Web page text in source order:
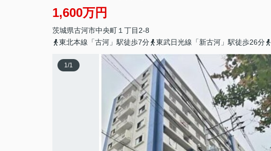
1,600万円
茨城県古河市中央町 １丁目2-8
東北本線「古河」駅徒歩7分
東武日光線「新古河」駅徒歩26分
1/1